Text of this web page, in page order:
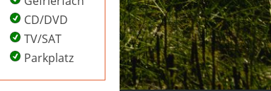
CD/DVD
TV/SAT
Parkplatz